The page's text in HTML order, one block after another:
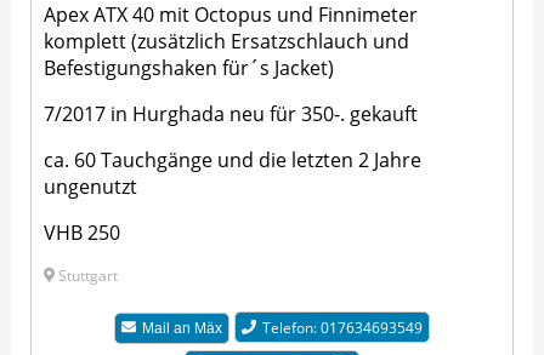
Apex ATX 40 mit Octopus und Finnimeter
komplett (zusätzlich Ersatzschlauch und
Befestigungshaken für´s Jacket)
7/2017 in Hurghada neu für 350-. gekauft
ca. 60 Tauchgänge und die letzten 2 Jahre
ungenutzt
VHB 250
Stuttgart
Mail an Mäx Telefon: 017634693549